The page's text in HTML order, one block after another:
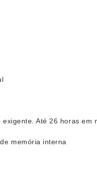
Até 26 horas em
memória interna